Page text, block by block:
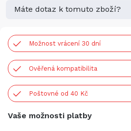
Máte dotaz k tomuto zboží?
Možnost vrácení 30 dní
Ověřená kompatibilita
Poštovné od 40 Kč
Vaše možnosti platby